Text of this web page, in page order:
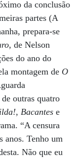
da conclusão
partes (A
prepara-se
, de Nelson
do ano do
montagem de O
outras quatro
, Bacantes e
“A censura
anos. Tenho um
Não que eu